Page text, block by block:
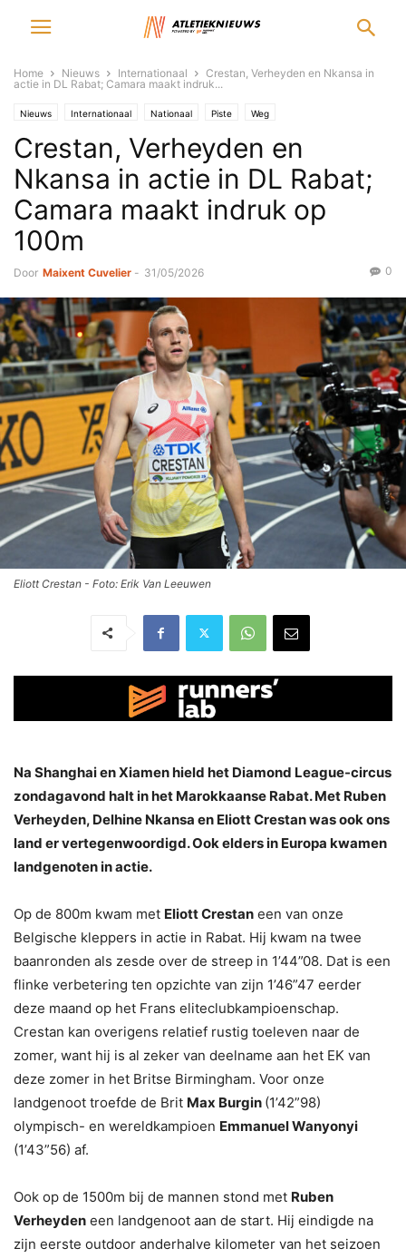
Home Nieuws Internationaal
Crestan, Verheyden en Nkansa in
actie in DL Rabat; Camara maakt indruk...
Nieuws Internationaal Nationaal Piste Weg
Crestan, Verheyden en
Nkansa in actie in DL Rabat;
Camara maakt indruk op
100m
Door Maixent Cuvelier - 31/05/2026 0
Eliott Crestan - Foto: Erik Van Leeuwen
Na Shanghai en Xiamen hield het Diamond League-circus
zondagavond halt in het Marokkaanse Rabat. Met Ruben
Verheyden, Delhine Nkansa en Eliott Crestan was ook ons
land er vertegenwoordigd. Ook elders in Europa kwamen
landgenoten in actie.
Op de 800m kwam met Eliott Crestan een van onze
Belgische kleppers in actie in Rabat. Hij kwam na twee
baanronden als zesde over de streep in 1’44”08. Dat is een
flinke verbetering ten opzichte van zijn 1’46”47 eerder
deze maand op het Frans eliteclubkampioenschap.
Crestan kan overigens relatief rustig toeleven naar de
zomer, want hij is al zeker van deelname aan het EK van
deze zomer in het Britse Birmingham. Voor onze
landgenoot troefde de Brit Max Burgin (1’42”98)
olympisch- en wereldkampioen Emmanuel Wanyonyi
(1’43”56) af.
Ook op de 1500m bij de mannen stond met Ruben
Verheyden een landgenoot aan de start. Hij eindigde na
zijn eerste outdoor anderhalve kilometer van het seizoen